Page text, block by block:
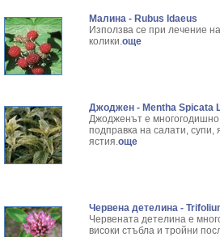
Малина - Rubus Idaeus
Използва се при лечение
колики.още
Джоджен - Mentha Spicata
Джодженът е многогодишно
подправка на салати, супи,
ястия.още
Червена детелина -
Червената детелина е
високи стъбла и тройни